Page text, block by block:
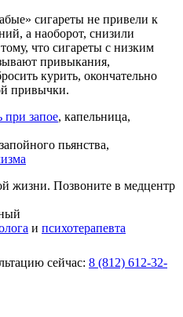
сигареты не привели к
а наоборот, снизили
что сигареты с низким
привыкания,
курить, окончательно
привычки.
запое, капельница,
пьянства,
жизни. Позвоните в медцентр
и психотерапевта
сейчас: 8 (812) 612-32-